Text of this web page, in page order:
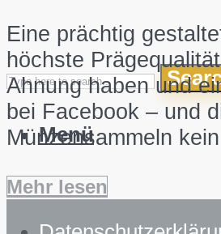
Menü
Eine prächtig
höchste
Ahnung haben und
bei Facebook – und
Münzensammeln
Mehr lesen